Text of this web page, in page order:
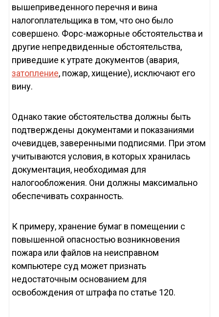
вышеприведенного перечня и вина
налогоплательщика в том, что оно было
совершено. Форс-мажорные обстоятельства и
другие непредвиденные обстоятельства,
приведшие к утрате документов (авария,
затопление, пожар, хищение), исключают его
вину.
Однако такие обстоятельства должны быть
подтверждены документами и показаниями
очевидцев, заверенными подписями. При этом
учитываются условия, в которых хранилась
документация, необходимая для
налогообложения. Они должны максимально
обеспечивать сохранность.
К примеру, хранение бумаг в помещении с
повышенной опасностью возникновения
пожара или файлов на неисправном
компьютере суд может признать
недостаточным основанием для
освобождения от штрафа по статье 120.